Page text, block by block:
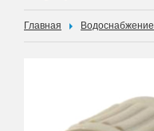
Главная Водоснабжение